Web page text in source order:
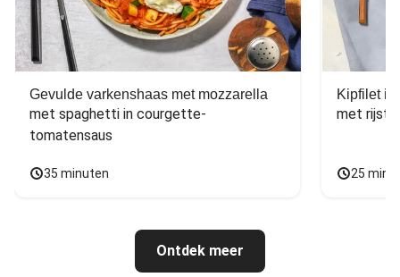
Gevulde varkenshaas met mozzarella
met spaghetti in courgette-
tomatensaus
35 minuten
Kipfilet in
met rijst,
25
Ontdek meer